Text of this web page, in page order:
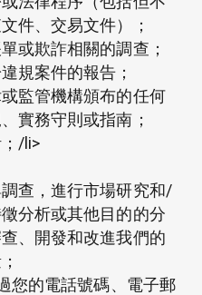
件、交易文件）；
或欺詐相關的調查；
規案件的報告；
監管機構頒布的任何
實務守則或指南；
/li>
查，進行市場研究和/
分析或其他目的的分
、開發和改進我們的
您的電話號碼、電子郵